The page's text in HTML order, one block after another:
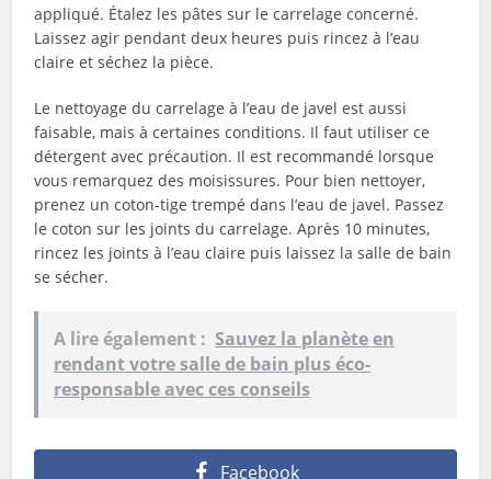
appliqué. Étalez les pâtes sur le carrelage concerné.
Laissez agir pendant deux heures puis rincez à l’eau
claire et séchez la pièce.
Le nettoyage du carrelage à l’eau de javel est aussi
faisable, mais à certaines conditions. Il faut utiliser ce
détergent avec précaution. Il est recommandé lorsque
vous remarquez des moisissures. Pour bien nettoyer,
prenez un coton-tige trempé dans l’eau de javel. Passez
le coton sur les joints du carrelage. Après 10 minutes,
rincez les joints à l’eau claire puis laissez la salle de bain
se sécher.
A lire également : Sauvez la planète en
rendant votre salle de bain plus éco-
responsable avec ces conseils
Facebook